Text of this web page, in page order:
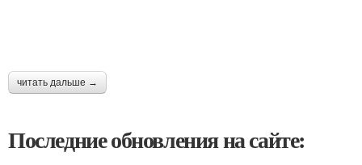
читать дальше →
Последние обновления на сайте: